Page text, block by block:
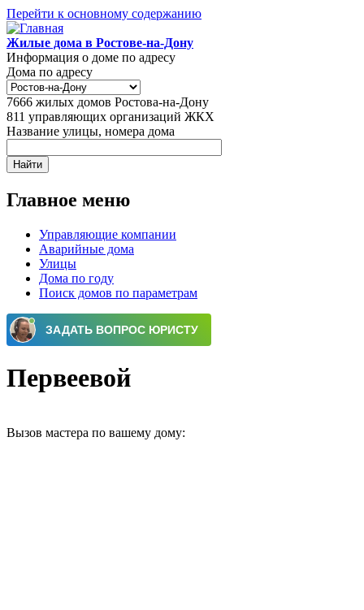
Перейти к основному содержанию
Жилые дома в Ростове-на-Дону
Информация о доме по адресу
Дома по адресу
7666 жилых домов Ростова-на-Дону
811 управляющих организаций ЖКХ
Название улицы, номера дома
Главное меню
Управляющие компании
Аварийные дома
Улицы
Дома по году
Поиск домов по параметрам
Первеевой
Вызов мастера по вашему дому: